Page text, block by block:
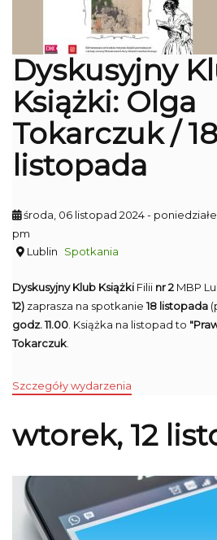
Dyskusyjny
Książki: Olga
Tokarczuk / 18
listopada
środa, 06 listopad 2024-
pm
Lublin
Spotkania
Dyskusyjny Klub Książki Filii nr 2 MBP
12) zaprasza na spotkanie18 listopada
godz. 11.00 . Książka na listopad to
Tokarczuk
Szczegóły wydarzenia
wtorek, 12